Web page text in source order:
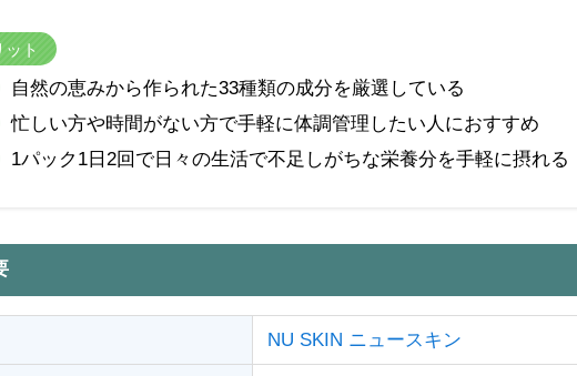
ット
自然の恵みから作られた33種類の成分を厳選している
忙しい方や時間がない方で手軽に体調管理したい人におすすめ
1パック1日2回で日々の生活で不足しがちな栄養分を手軽に摂れる
NU SKIN ニュースキン